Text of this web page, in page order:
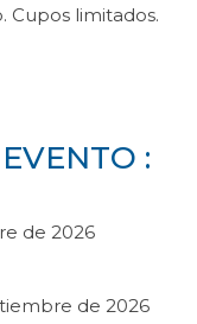
Cupos limitados.
:
de 2026
de 2026